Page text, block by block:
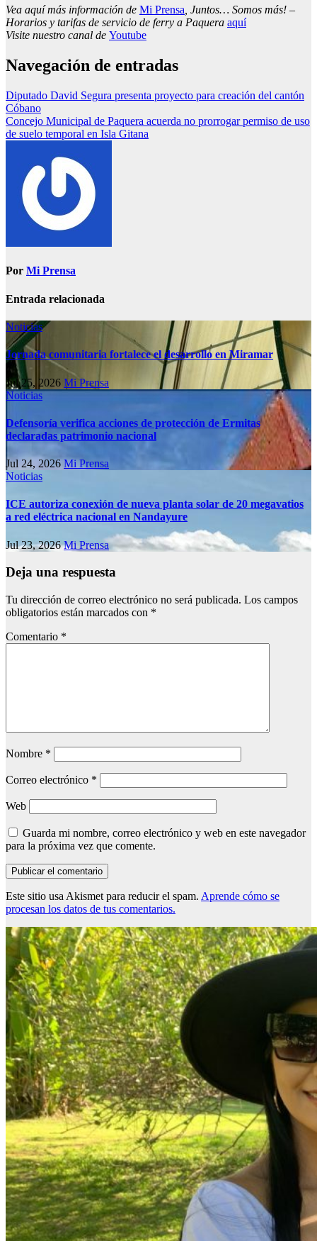
Vea aquí más información de Mi Prensa, Juntos… Somos más! –
Horarios y tarifas de servicio de ferry a Paquera aquí
Visite nuestro canal de Youtube
Navegación de entradas
Diputado David Segura presenta proyecto para creación del cantón
Cóbano
Concejo Municipal de Paquera acuerda no prorrogar permiso de uso
de suelo temporal en Isla Gitana
Por Mi Prensa
Entrada relacionada
Noticias
Jornada comunitaria fortalece el desarrollo en Miramar
Jul 25, 2026 Mi Prensa
Noticias
Defensoría verifica acciones de protección de Ermitas
declaradas patrimonio nacional
Jul 24, 2026Mi Prensa
Noticias
ICE autoriza conexión de nueva planta solar de 20 megavatios
a red eléctrica nacional en Nandayure
Jul 23, 2026Mi Prensa
Deja una respuesta
Tu dirección de correo electrónico no será publicada. Los campos
obligatorios están marcados con *
Comentario *
Nombre *
Correo electrónico *
Web
Guarda mi nombre, correo electrónico y web en este navegador
para la próxima vez que comente.
Este sitio usa Akismet para reducir el spam. Aprende cómo se
procesan los datos de tus comentarios.